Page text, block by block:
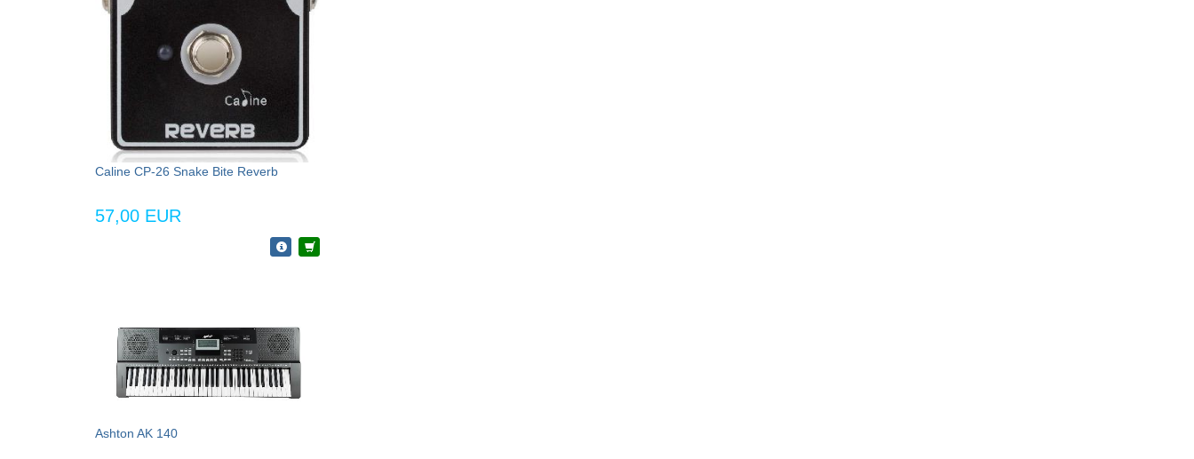
Caline CP-26 Snake Bite Reverb
57,00 EUR
Ashton AK 140